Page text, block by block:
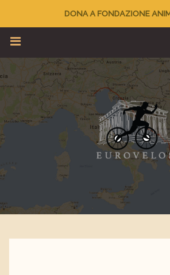
DONA A FONDAZIONE